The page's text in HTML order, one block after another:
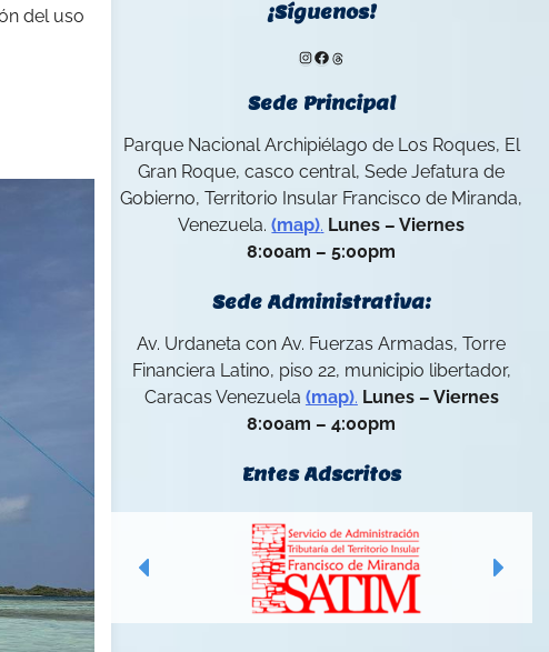
del uso
¡Síguenos!
Instagram
Facebook
Threads
Sede Principal
Parque Nacional Archipiélago de Los Roques, El
Gran Roque, casco central, Sede Jefatura de
Gobierno, Territorio Insular Francisco de Miranda,
Venezuela.(map). Lunes – Viernes
8:00am – 5:00pm
Sede Administrativa:
Av. Urdaneta con Av. Fuerzas Armadas, Torre
Financiera Latino, piso 22, municipio libertador,
Caracas Venezuela (map). Lunes – Viernes
8:00am – 4:00pm
Entes Adscritos